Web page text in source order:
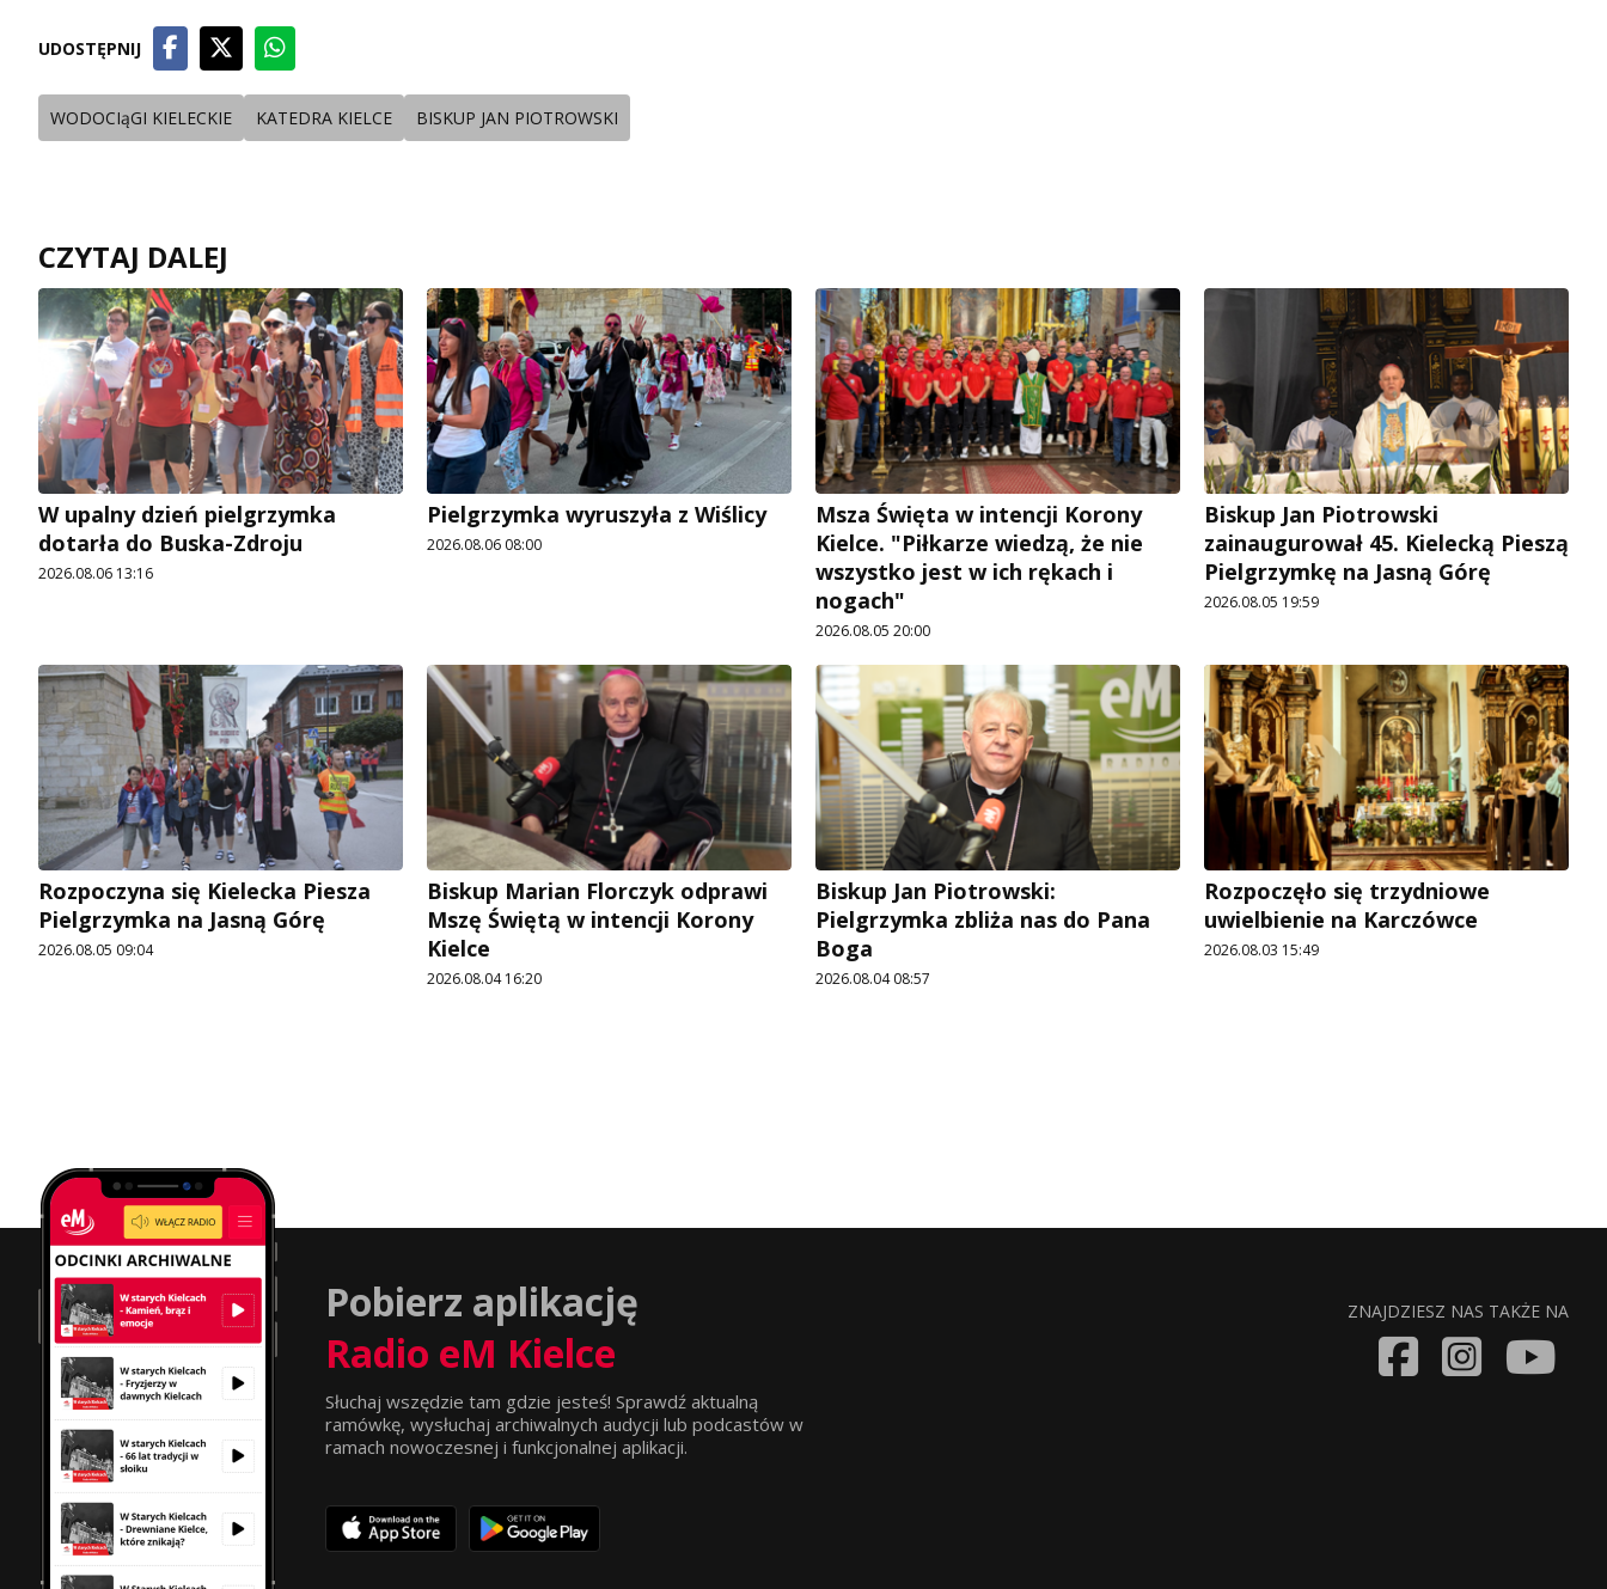
UDOSTĘPNIJ
WODOCIąGI KIELECKIE KATEDRA KIELCE BISKUP JAN PIOTROWSKI
CZYTAJ DALEJ
W upalny dzień pielgrzymka
dotarła do Buska-Zdroju
2026.08.06 13:16
Pielgrzymka wyruszyła z Wiślicy
2026.08.06 08:00
Msza Święta w intencji Korony
Kielce. "Piłkarze wiedzą, że nie
wszystko jest w ich rękach i
nogach"
2026.08.05 20:00
Biskup Jan Piotrowski
zainaugurował 45. Kielecką Pieszą
Pielgrzymkę na Jasną Górę
2026.08.05 19:59
Rozpoczyna się Kielecka Piesza
Pielgrzymka na Jasną Górę
2026.08.05 09:04
Biskup Marian Florczyk odprawi
Mszę Świętą w intencji Korony
Kielce
2026.08.04 16:20
Biskup Jan Piotrowski:
Pielgrzymka zbliża nas do Pana
Boga
2026.08.04 08:57
Rozpoczęło się trzydniowe
uwielbienie na Karczówce
2026.08.03 15:49
Pobierz aplikację
Radio eM Kielce
Słuchaj wszędzie tam gdzie jesteś! Sprawdź aktualną
ramówkę, wysłuchaj archiwalnych audycji lub podcastów w
ramach nowoczesnej i funkcjonalnej aplikacji.
ZNAJDZIESZ NAS TAKŻE NA